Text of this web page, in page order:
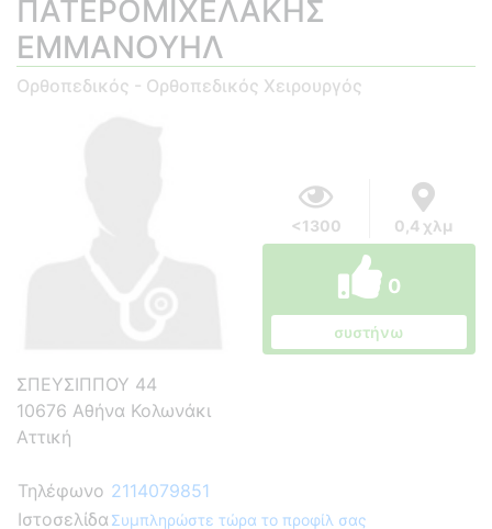
ΠΑΤΕΡΟΜΙΧΕΛΑΚΗΣ
ΕΜΜΑΝΟΥΗΛ
Ορθοπεδικός - Ορθοπεδικός Χειρουργός
<1300 0,4 χλμ
0
συστήνω
ΣΠΕΥΣΙΠΠΟΥ 44
10676 Αθήνα Κολωνάκι
Αττική
Τηλέφωνο 2114079851
Ιστοσελίδα Συμπληρώστε τώρα το προφίλ σας